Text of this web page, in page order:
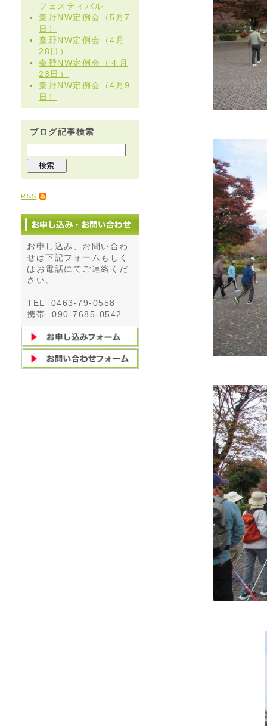
フェスティバル
秦野NW定例会（5月7
日）
秦野NW定例会（4月
28日）
秦野NW定例会（４月
23日）
秦野NW定例会（4月9
日）
ブログ記事検索
RSS
お申し込み、お問い合わ
せは下記フォームもしく
はお電話にてご連絡くだ
さい。
TEL 0463-79-0558
携帯 090-7685-0542